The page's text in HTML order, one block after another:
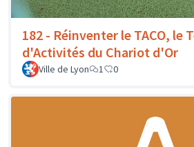
182 - Réinventer le TACO, le
d'Activités du Chariot d'Or
Ville de Lyon 1 0